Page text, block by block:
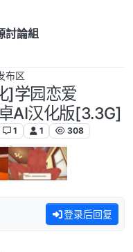
討論組
布区
]学园恋爱
AI汉化版[3.3G]
1 1 308
登录后回复